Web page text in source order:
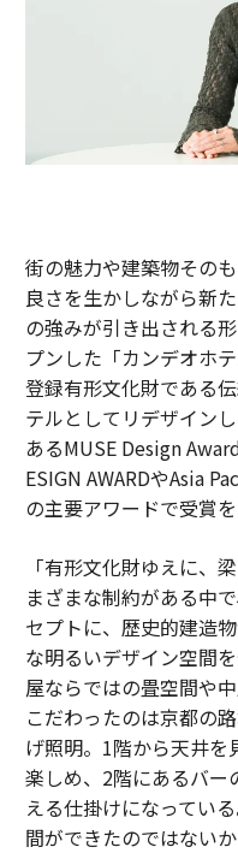
街の魅力や建築物その
良さを生かしながら新た
の強みが引き出される
プンした「カンデオホ
登録有形文化財である
テルとしてリデザイン
あるMUSE Design
ESIGN AWARDやAsia
の主要アワードで受賞を
「有形文化財ゆえに、
まざまな制約がある中
セプトに、歴史的建造
な明るいデザイン空間
屋ならではの畳空間や
こだわったのは京都の
げ照明。1階から天井を
楽しめ、2階にあるバー
える仕掛けになってい
間ができたのではない